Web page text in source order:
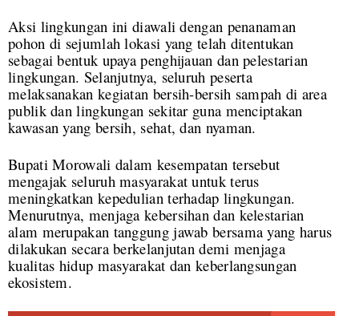
Aksi lingkungan ini diawali dengan penanaman
pohon di sejumlah lokasi yang telah ditentukan
sebagai bentuk upaya penghijauan dan pelestarian
lingkungan. Selanjutnya, seluruh peserta
melaksanakan kegiatan bersih-bersih sampah di area
publik dan lingkungan sekitar guna menciptakan
kawasan yang bersih, sehat, dan nyaman.
Bupati Morowali dalam kesempatan tersebut
mengajak seluruh masyarakat untuk terus
meningkatkan kepedulian terhadap lingkungan.
Menurutnya, menjaga kebersihan dan kelestarian
alam merupakan tanggung jawab bersama yang harus
dilakukan secara berkelanjutan demi menjaga
kualitas hidup masyarakat dan keberlangsungan
ekosistem.